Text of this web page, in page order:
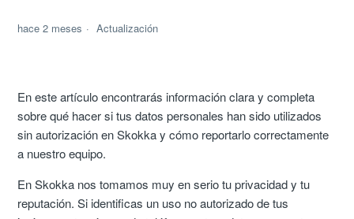
hace 2 meses Actualización
En este artículo encontrarás información clara y completa
sobre qué hacer si tus datos personales han sido utilizados
sin autorización en Skokka y cómo reportarlo correctamente
a nuestro equipo.
En Skokka nos tomamos muy en serio tu privacidad y tu
reputación. Si identificas un uso no autorizado de tus